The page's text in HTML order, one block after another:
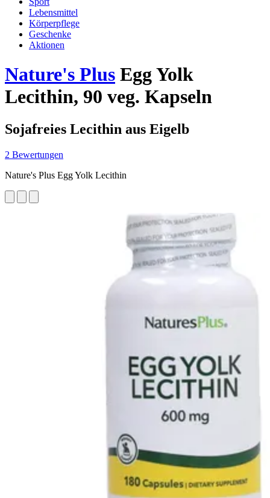
Lebensmittel
Körperpflege
Geschenke
Aktionen
Nature's Plus Egg Yolk
Lecithin, 90 veg. Kapseln
Sojafreies Lecithin aus Eigelb
2 Bewertungen
Nature's Plus Egg Yolk Lecithin